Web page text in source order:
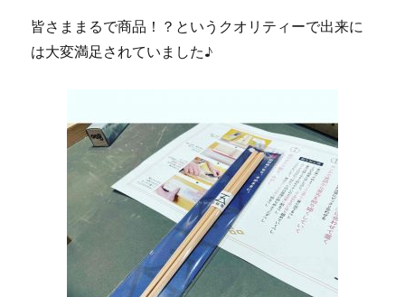
皆さままるで商品！？というクオリティーで出来に
は大変満足されていました♪